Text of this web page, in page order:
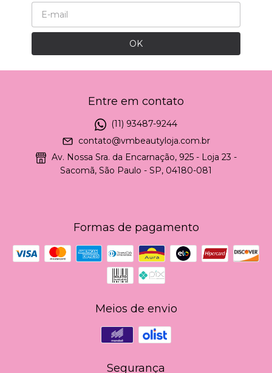
Entre em contato
(11) 93487-9244
contato@vmbeautyloja.com.br
Av. Nossa Sra. da Encarnação, 925 - Loja 23 -
Sacomã, São Paulo - SP, 04180-081
Formas de pagamento
Meios de envio
Segurança